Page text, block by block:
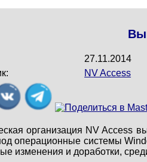
27.11.2014
NV Access
организация NV Access
операционные системы
изменения и доработки,